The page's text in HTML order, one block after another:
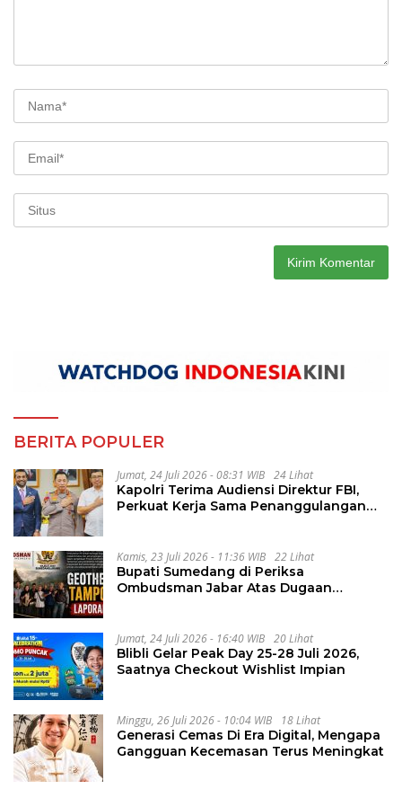
BERITA POPULER
Jumat, 24 Juli 2026 - 08:31 WIB 24 Lihat
Kapolri Terima Audiensi Direktur FBI,
Perkuat Kerja Sama Penanggulangan
Kamis, 23 Juli 2026 - 11:36 WIB 22 Lihat
Bupati Sumedang di Periksa
Ombudsman Jabar Atas Dugaan
Jumat, 24 Juli 2026 - 16:40 WIB 20 Lihat
Blibli Gelar Peak Day 25-28 Juli 2026,
Saatnya Checkout Wishlist Impian
Minggu, 26 Juli 2026 - 10:04 WIB 18 Lihat
Generasi Cemas Di Era Digital, Mengapa
Gangguan Kecemasan Terus Meningkat